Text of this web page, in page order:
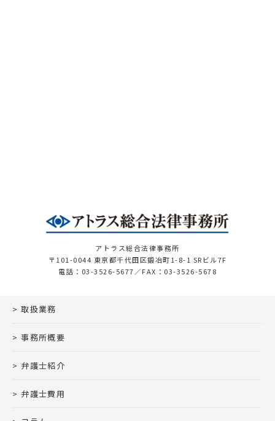
アトラス総合法律事務所
〒101-0044 東京都千代田区鍛冶町1-8-1 SRビル7F
電話：03-3526-5677／FAX：03-3526-5678
取扱業務
事務所概要
弁護士紹介
弁護士費用